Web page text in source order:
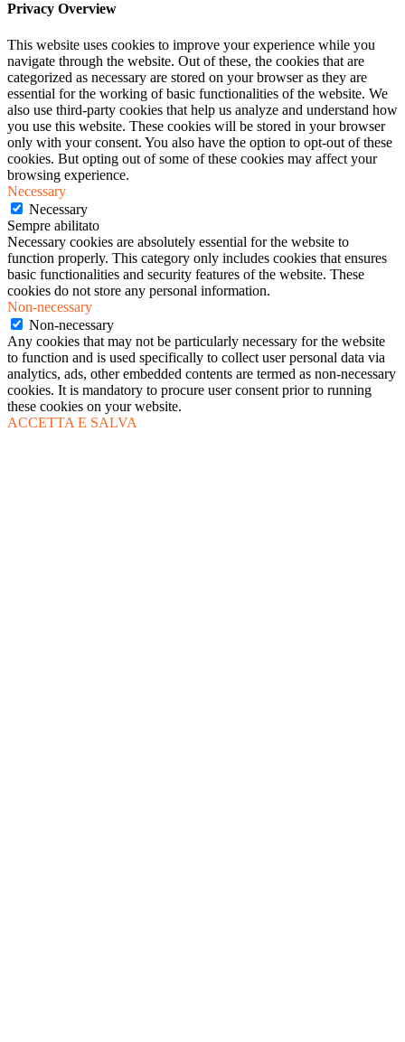
Privacy Overview
This website uses cookies to improve your experience while you
navigate through the website. Out of these, the cookies that are
categorized as necessary are stored on your browser as they are
essential for the working of basic functionalities of the website. We
also use third-party cookies that help us analyze and understand how
you use this website. These cookies will be stored in your browser
only with your consent. You also have the option to opt-out of these
cookies. But opting out of some of these cookies may affect your
browsing experience.
Necessary
Necessary
Sempre abilitato
Necessary cookies are absolutely essential for the website to
function properly. This category only includes cookies that ensures
basic functionalities and security features of the website. These
cookies do not store any personal information.
Non-necessary
Non-necessary
Any cookies that may not be particularly necessary for the website
to function and is used specifically to collect user personal data via
analytics, ads, other embedded contents are termed as non-necessary
cookies. It is mandatory to procure user consent prior to running
these cookies on your website.
ACCETTA E SALVA